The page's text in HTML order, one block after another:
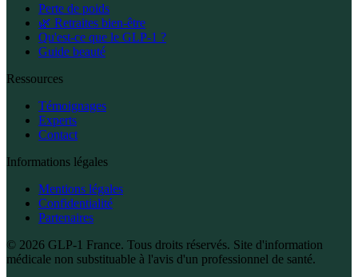
Perte de poids
🌿 Retraites bien-être
Qu'est-ce que le GLP-1 ?
Guide beauté
Ressources
Témoignages
Experts
Contact
Informations légales
Mentions légales
Confidentialité
Partenaires
© 2026 GLP-1 France. Tous droits réservés. Site d'information
médicale non substituable à l'avis d'un professionnel de santé.